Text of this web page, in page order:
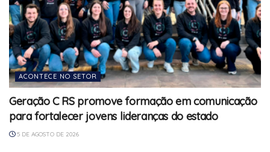
ACONTECE NO SETOR
Geração C RS promove formação em comunicação
para fortalecer jovens lideranças do estado
5 DE AGOSTO DE 2026